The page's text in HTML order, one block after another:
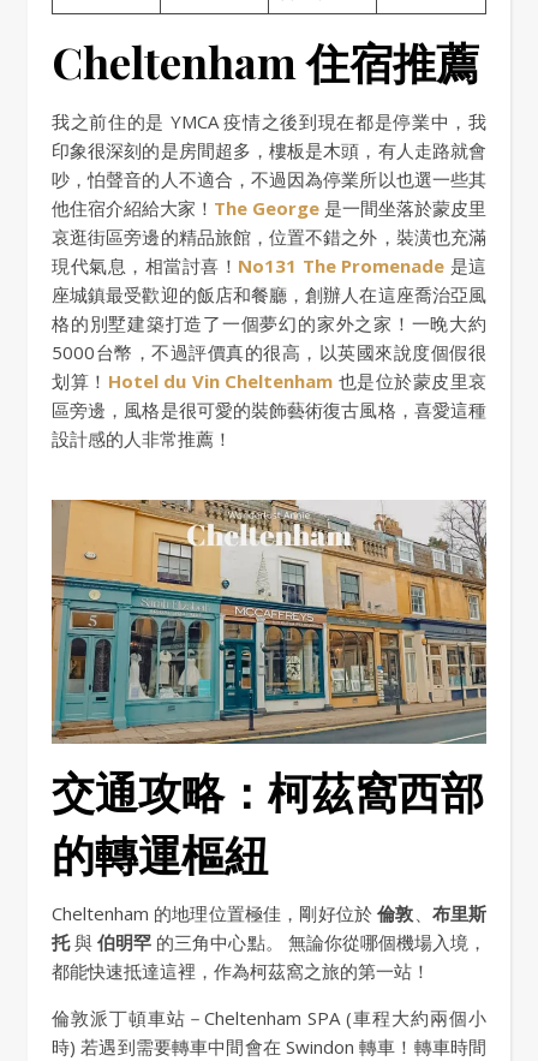
Cheltenham 住宿推薦
我之前住的是 YMCA 疫情之後到現在都是停業中，我
印象很深刻的是房間超多，樓板是木頭，有人走路就會
吵，怕聲音的人不適合，不過因為停業所以也選一些其
他住宿介紹給大家！ The George 是一間坐落於蒙皮里
哀逛街區旁邊的精品旅館，位置不錯之外，裝潢也充滿
現代氣息，相當討喜！ No131 The Promenade 是這
座城鎮最受歡迎的飯店和餐廳，創辦人在這座喬治亞風
格的別墅建築打造了一個夢幻的家外之家！一晚大約
5000台幣，不過評價真的很高，以英國來說度個假很
划算！ Hotel du Vin Cheltenham 也是位於蒙皮里哀
區旁邊，風格是很可愛的裝飾藝術復古風格，喜愛這種
設計感的人非常推薦！
交通攻略：柯茲窩西部
的轉運樞紐
Cheltenham 的地理位置極佳，剛好位於倫敦、 布里斯
托與伯明罕 的三角中心點。 無論你從哪個機場入境，
都能快速抵達這裡，作為柯茲窩之旅的第一站！
倫敦派丁頓車站－Cheltenham SPA (車程大約兩個小
時) 若遇到需要轉車中間會在 Swindon 轉車！轉車時間